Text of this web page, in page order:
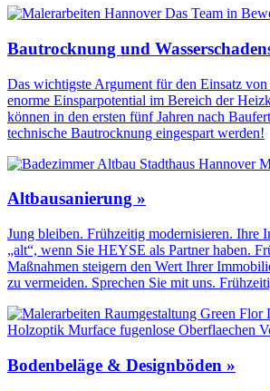
Bautrocknung und
Das wichtigste Argument für den Einsatz
enorme Einsparpotential im Bereich der
können in den ersten fünf Jahren nach
technische Bautrocknung eingespart werden!
Altbausanierung »
Jung bleiben. Frühzeitig modernisieren. Ihre
„alt“, wenn Sie HEYSE als Partner haben.
Maßnahmen steigern den Wert Ihrer
zu vermeiden. Sprechen Sie mit uns.
Bodenbeläge & Designböden »